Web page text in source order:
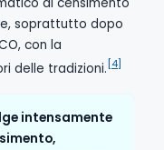
soprattutto dopo
con la
delle tradizioni. [4]
intensamente